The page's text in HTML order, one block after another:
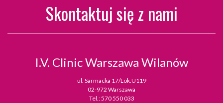
Skontaktuj się z nami
I.V. ClinicWarszawa Wilanów
ul. Sarmacka 17/Lok.U119
02-972 Warszawa
Tel.:570 550 033